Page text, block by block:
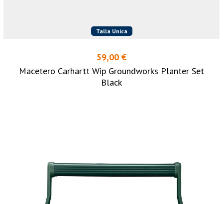
Talla Unica
59,00 €
Macetero Carhartt Wip Groundworks Planter Set
Black